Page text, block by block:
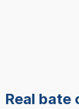
Real bate